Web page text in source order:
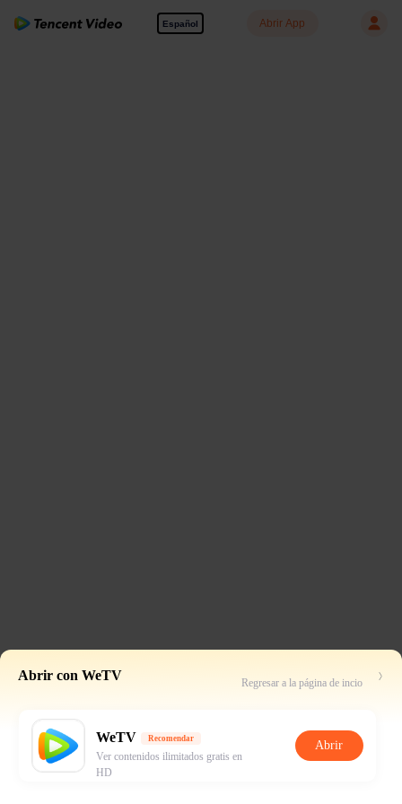
Español Abrir App
Abrir con WeTV Regresar a la página de incio
WeTV Recomendar
Ver contenidos ilimitados gratis en
HD
Abrir